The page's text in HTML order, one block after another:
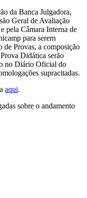
da Banca Julgadora,
Geral de Avaliação
pela Câmara Interna de
para serem
de Provas, a composição
Didática serão
no Diário Oficial do
supracitadas.
aqui.
sobre o andamento